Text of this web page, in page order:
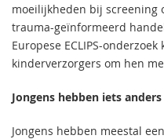
moeilijkheden bij screening
trauma-geïnformeerd
Europese ECLIPS-
kinderverzorgers om hen
Jongens hebben iets
Jongens hebben meestal